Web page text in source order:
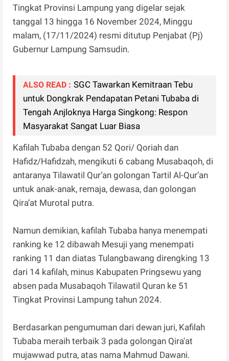
Tingkat Provinsi Lampung yang digelar sejak
tanggal 13 hingga 16 November 2024, Minggu
malam, (17/11/2024) resmi ditutup Penjabat (Pj)
Gubernur Lampung Samsudin.
ALSO READ : SGC Tawarkan Kemitraan Tebu
untuk Dongkrak Pendapatan Petani Tubaba di
Tengah Anjloknya Harga Singkong: Respon
Masyarakat Sangat Luar Biasa
Kafilah Tubaba dengan 52 Qori/ Qoriah dan
Hafidz/Hafidzah, mengikuti 6 cabang Musabaqoh, di
antaranya Tilawatil Qur’an golongan Tartil Al-Qur’an
untuk anak-anak, remaja, dewasa, dan golongan
Qira’at Murotal putra.
Namun demikian, kafilah Tubaba hanya menempati
ranking ke 12 dibawah Mesuji yang menempati
ranking 11 dan diatas Tulangbawang direngking 13
dari 14 kafilah, minus Kabupaten Pringsewu yang
absen pada Musabaqoh Tilawatil Quran ke 51
Tingkat Provinsi Lampung tahun 2024.
Berdasarkan pengumuman dari dewan juri, Kafilah
Tubaba meraih terbaik 3 pada golongan Qira'at
mujawwad putra, atas nama Mahmud Dawani.